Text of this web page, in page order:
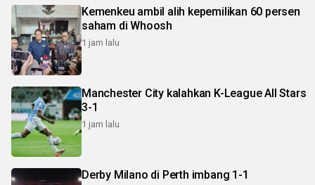
Kemenkeu ambil alih kepemilikan 60 persen
saham di Whoosh
1 jam lalu
Manchester City kalahkan K-League All Stars
3-1
1 jam lalu
Derby Milano di Perth imbang 1-1